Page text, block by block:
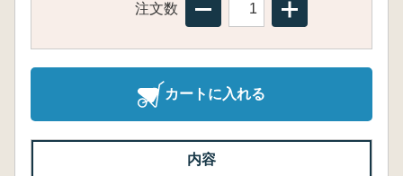
注文数
カートに入れる
内容